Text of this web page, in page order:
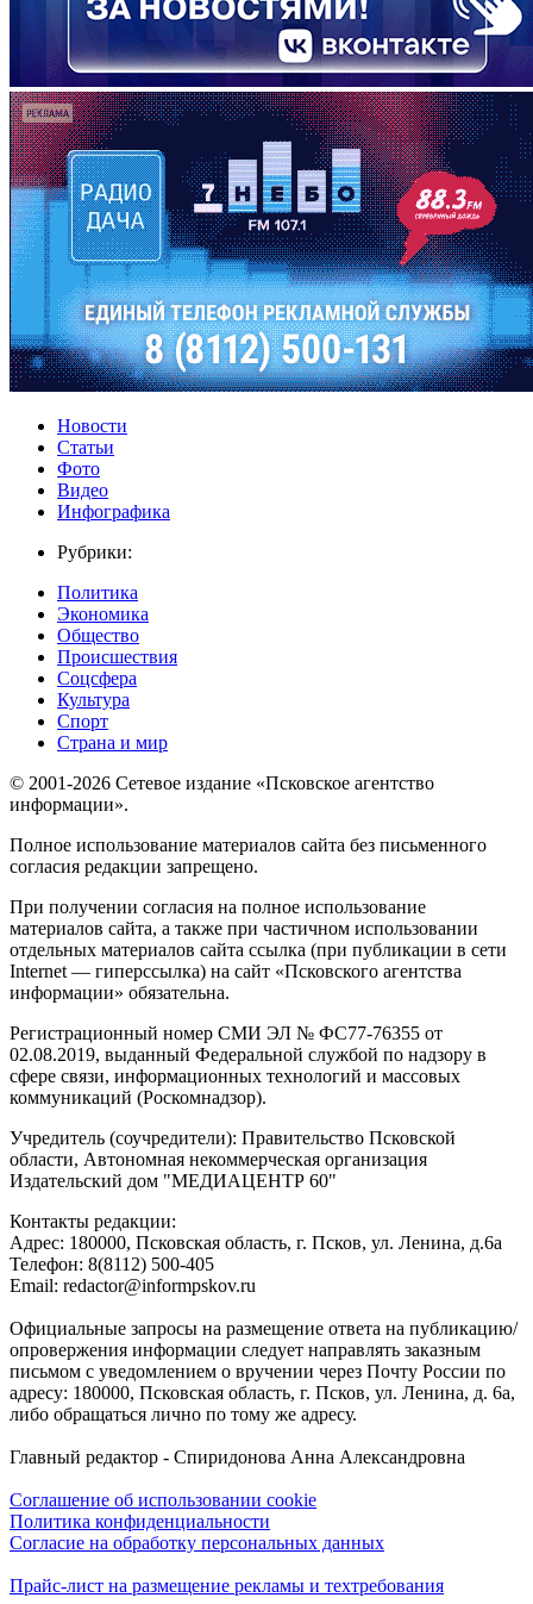
Новости
Статьи
Фото
Видео
Инфографика
Рубрики:
Политика
Экономика
Общество
Происшествия
Соцсфера
Культура
Спорт
Страна и мир
© 2001-2026 Сетевое издание «Псковское агентство
информации».
Полное использование материалов сайта без письменного
согласия редакции запрещено.
При получении согласия на полное использование
материалов сайта, а также при частичном использовании
отдельных материалов сайта ссылка (при публикации в сети
Internet — гиперссылка) на сайт «Псковского агентства
информации» обязательна.
Регистрационный номер СМИ ЭЛ № ФС77-76355 от
02.08.2019, выданный Федеральной службой по надзору в
сфере связи, информационных технологий и массовых
коммуникаций (Роскомнадзор).
Учредитель (соучредители): Правительство Псковской
области, Автономная некоммерческая организация
Издательский дом "МЕДИАЦЕНТР 60"
Контакты редакции:
Адреc: 180000, Псковская область, г. Псков, ул. Ленина, д.6а
Телефон: 8(8112) 500-405
Email: redactor@informpskov.ru
Официальные запросы на размещение ответа на публикацию/
опровержения информации следует направлять заказным
письмом с уведомлением о вручении через Почту России по
адресу: 180000, Псковская область, г. Псков, ул. Ленина, д. 6а,
либо обращаться лично по тому же адресу.
Главный редактор - Спиридонова Анна Александровна
Соглашение об использовании cookie
Политика конфиденциальности
Согласие на обработку персональных данных
Прайс-лист на размещение рекламы и техтребования